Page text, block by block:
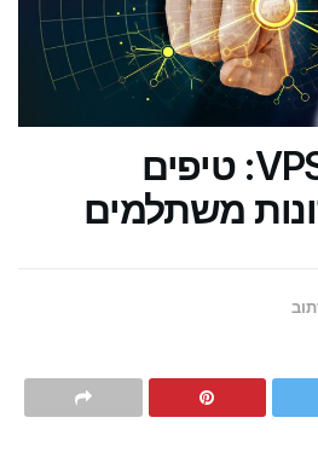
תקצוב עבור VPS: טיפים
משתלמים